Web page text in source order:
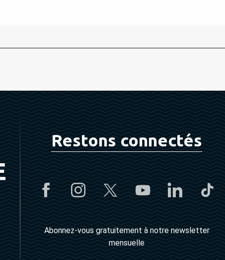
Restons connectés
Abonnez-vous gratuitement à notre newsletter
mensuelle